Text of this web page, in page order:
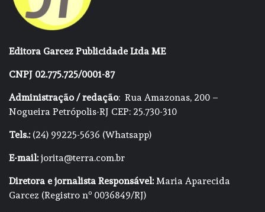
Editora Garcez Publicidade Ltda ME
CNPJ 02.775.725/0001-87
Administração / redação: Rua Amazonas, 200 –
Nogueira Petrópolis-RJ CEP: 25.730-310
Tels.:(24) 99225-5636 (Whatsapp)
E-mail:jorita@terra.com.br
Diretora e jornalista Responsável:Maria Aparecida
Garcez (Registro nº 0036849/RJ)